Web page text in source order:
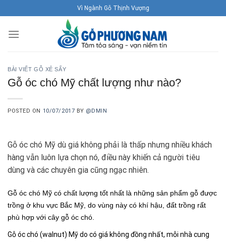
to
content
Vì Ngành Gỗ Thịnh Vượng
BÀI VIẾT GỖ XẺ SẤY
Gỗ óc chó Mỹ chất lượng như nào?
POSTED ON 10/07/2017 BY @DMIN
Gỗ óc chó Mỹ dù giá không phải là thấp nhưng nhiều khách
hàng vẫn luôn lựa chọn nó, điều này khiến cả người tiêu
dùng và các chuyên gia cũng ngạc nhiên.
Gỗ óc chó Mỹ có chất lượng tốt nhất là những sản phẩm gỗ được
trồng ở khu vực Bắc Mỹ, do vùng này có khí hậu, đất trồng rất
phù hợp với cây gỗ óc chó.
Gỗ óc chó (walnut) Mỹ do có giá không đồng nhất, mỗi nhà cung